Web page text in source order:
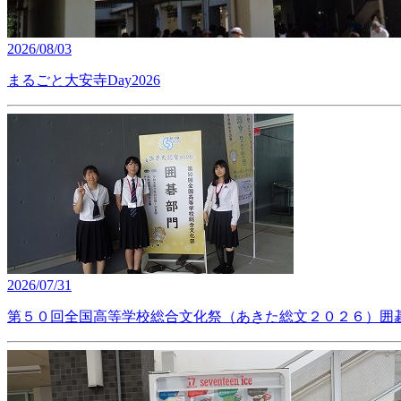
2026/08/03
まるごと大安寺Day2026
2026/07/31
第５０回全国高等学校総合文化祭（あきた総文２０２６）囲